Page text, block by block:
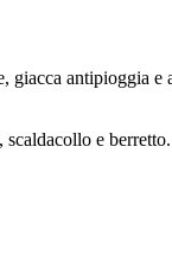
giacca antipioggia e
e berretto.